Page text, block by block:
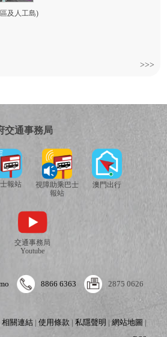
及人工島)
>>>
交通事務局
報站
視障助乘巴士
報站
澳門出行
交通事務局
Youtube
8866 6363 2875 0626
相關連結 |使用條款 |私隱聲明 |網站地圖 |